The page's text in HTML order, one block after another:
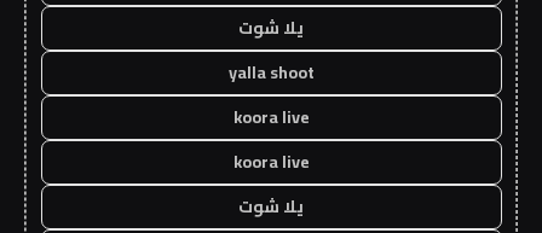
يلا شوت
yalla shoot
koora live
koora live
يلا شوت